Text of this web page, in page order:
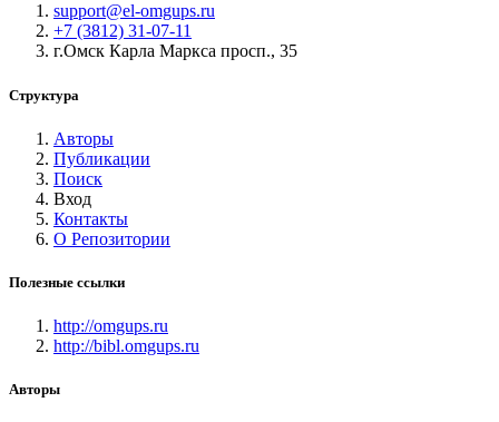
support@el-omgups.ru
+7 (3812) 31-07-11
г.Омск Карла Маркса просп., 35
Структура
Авторы
Публикации
Поиск
Вход
Контакты
О Репозитории
Полезные ссылки
http://omgups.ru
http://bibl.omgups.ru
Авторы